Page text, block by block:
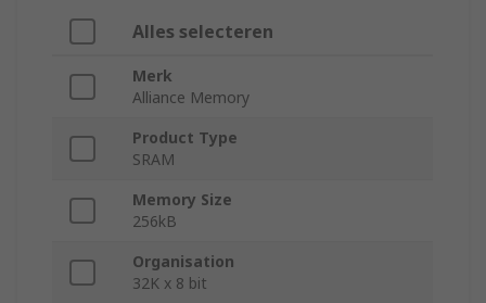
Alles selecteren
Merk
Alliance Memory
Product Type
SRAM
Memory Size
256kB
Organisation
32K x 8 bit